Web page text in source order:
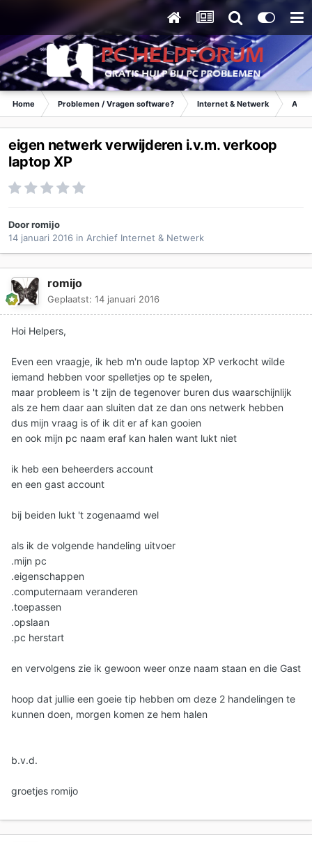
Home Problemen / Vragen software? Internet & Netwerk
eigen netwerk verwijderen i.v.m. verkoop
laptop XP
Doorromijo
14 januari 2016 in Archief Internet & Netwerk
romijo
Geplaatst: 14 januari 2016
Hoi Helpers,
Even een vraagje, ik heb m'n oude laptop XP verkocht wilde
iemand hebben voor spelletjes op te spelen,
maar probleem is 't zijn de tegenover buren dus waarschijnlijk
als ze hem daar aan sluiten dat ze dan ons netwerk hebben
dus mijn vraag is of ik dit er af kan gooien
en ook mijn pc naam eraf kan halen want lukt niet
ik heb een beheerders account
en een gast account
bij beiden lukt 't zogenaamd wel
als ik de volgende handeling uitvoer
.mijn pc
.eigenschappen
.computernaam veranderen
.toepassen
.opslaan
.pc herstart
en vervolgens zie ik gewoon weer onze naam staan en die Gast
hoop dat jullie een goeie tip hebben om deze 2 handelingen te
kunnen doen, morgen komen ze hem halen
b.v.d.
groetjes romijo